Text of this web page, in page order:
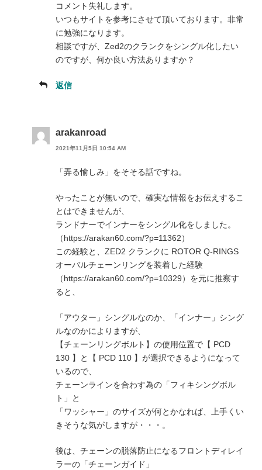
コメント失礼します。
いつもサイトを参考にさせて頂いております。非常
に勉強になります。
相談ですが、Zed2のクランクをシングル化したい
のですが、何か良い方法ありますか？
返信
arakanroad
2021年11月5日 10:54 AM
「弄る愉しみ」をそそる話ですね。
やったことが無いので、確実な情報をお伝えするこ
とはできませんが、
ランドナーでインナーをシングル化をしました。
（https://arakan60.com/?p=11362）
この経験と、ZED2 クランクに ROTOR Q-RINGS
オーバルチェーンリングを装着した経験
（https://arakan60.com/?p=10329）を元に推察す
ると、
「アウター」シングルなのか、「インナー」シング
ルなのかによりますが、
【チェーンリングボルト】の使用位置で【 PCD
130 】と【 PCD 110 】が選択できるようになって
いるので、
チェーンラインを合わす為の「フィキシングボル
ト」と
「ワッシャー」のサイズが何とかなれば、上手くい
きそうな気がしますが・・・。
後は、チェーンの脱落防止になるフロントディレイ
ラーの「チェーンガイド」